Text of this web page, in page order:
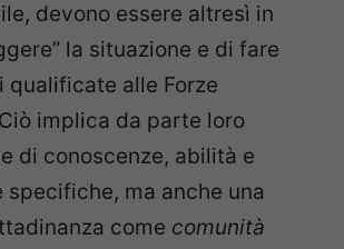
devono essere altresì in
la situazione e di fare
qualificate alle Forze
implica da parte loro
di conoscenze, abilità e
specifiche, ma anche una
come comunità